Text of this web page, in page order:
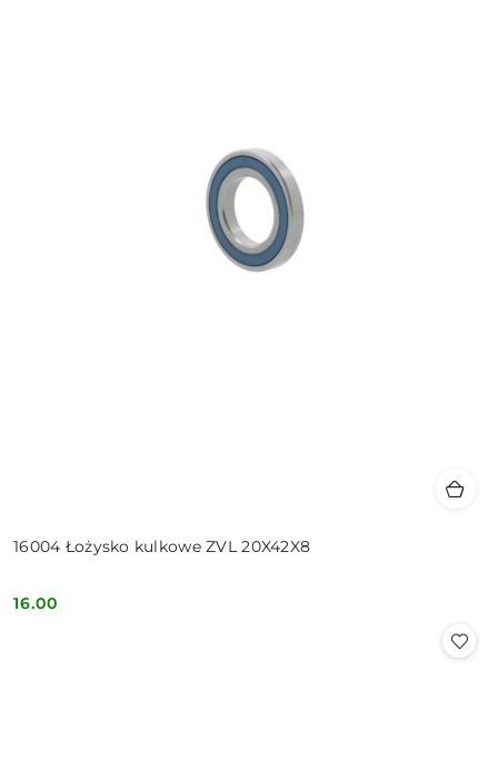
16004 Łożysko kulkowe ZVL 20X42X8
Cena:
16.00